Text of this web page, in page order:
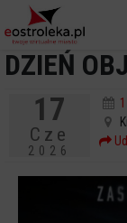
DZIEŃ
17
Cze
2026